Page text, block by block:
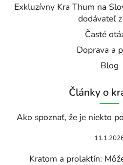
Exkluzívny Kra Thum na
dodávateľ
Časté
Doprava a
Blog
Články o
Ako spoznať, že je niekto
Kratom a prolaktín: